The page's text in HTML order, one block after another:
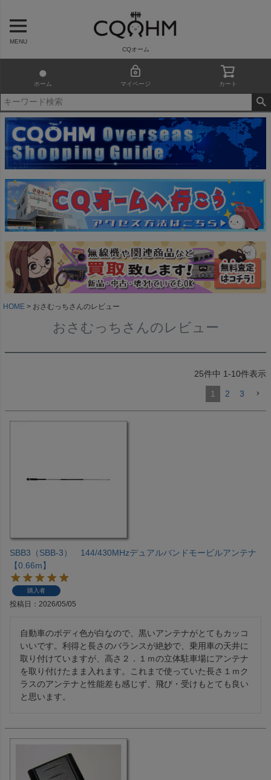
MENU
CQオーム
ホーム マイページ カート
HOME おさむっちさんのレビュー
おさむっちさんのレビュー
25件中 1-10件表示
1 2 3
SBB3（SBB-3） 144/430MHzデュアルバンドモービルアンテナ
【0.66m】
購入者
投稿日 2026/05/05
自動車のボディ色が白なので、黒いアンテナがとてもカッコ
いいです。利得と長さのバランスが絶妙で、乗用車の天井に
取り付けていますが、高さ２．１ｍの立体駐車場にアンテナ
を取り付けたまま入れます。これまで使っていた長さ１ｍク
ラスのアンテナと性能差も感じず、飛び・受けもとても良い
と思います。